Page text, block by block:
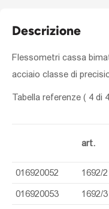
Descrizione
Flessometri cassa
acciaio classe di
Tabella referenze ( 4 di
art.
016920052 1692/2
016920053 1692/3